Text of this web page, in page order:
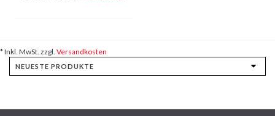
* Inkl. MwSt. zzgl. Versandkosten